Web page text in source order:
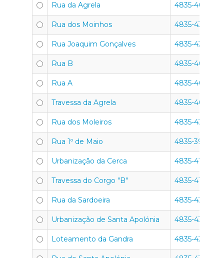
Rua da Agrela 4835-402
Rua dos Moinhos 4835-430
Rua Joaquim Gonçalves 4835-428
Rua B 4835-409
Rua A 4835-401
Travessa da Agrela 4835-403
Rua dos Moleiros 4835-431
Rua 1º de Maio 4835-399
Urbanização da Cerca 4835-414
Travessa do Corgo "B" 4835-418
Rua da Sardoeira 4835-439
Urbanização de Santa Apolónia 4835-438
Loteamento da Gandra 4835-425